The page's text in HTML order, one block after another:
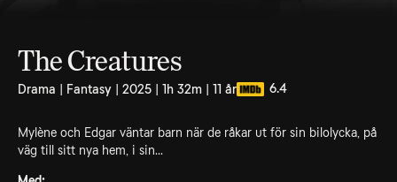
The Creatures
Drama | Fantasy | 2025 | 1h 32m | 11 år 6.4
Mylène och Edgar väntar barn när de råkar ut för sin bilolycka, på
väg till sitt nya hem, i sin...